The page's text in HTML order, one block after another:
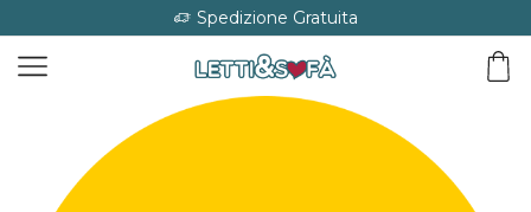
Spedizione Gratuita